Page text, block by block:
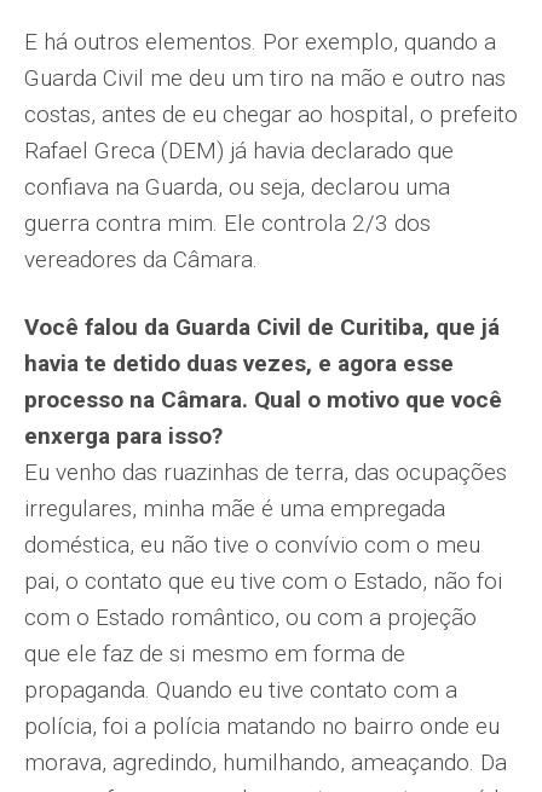
E há outros elementos. Por exemplo, quando a
Guarda Civil me deu um tiro na mão e outro nas
costas, antes de eu chegar ao hospital, o prefeito
Rafael Greca (DEM) já havia declarado que
confiava na Guarda, ou seja, declarou uma
guerra contra mim. Ele controla 2/3 dos
vereadores da Câmara.
Você falou da Guarda Civil de Curitiba, que já
havia te detido duas vezes, e agora esse
processo na Câmara. Qual o motivo que você
enxerga para isso?
Eu venho das ruazinhas de terra, das ocupações
irregulares, minha mãe é uma empregada
doméstica, eu não tive o convívio com o meu
pai, o contato que eu tive com o Estado, não foi
com o Estado romântico, ou com a projeção
que ele faz de si mesmo em forma de
propaganda. Quando eu tive contato com a
polícia, foi a polícia matando no bairro onde eu
morava, agredindo, humilhando, ameaçando. Da